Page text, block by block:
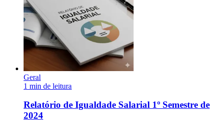
Geral
1 min de leitura
Relatório de Igualdade Salarial 1º Semestre de
2024